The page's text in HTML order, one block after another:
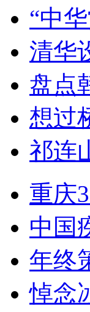
“中
清华
盘点
想过
祁连
重庆
中国
年终
悼念